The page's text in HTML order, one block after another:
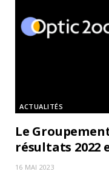
ACTUALITÉS
Le
résultats 2022
16 MAI 2023